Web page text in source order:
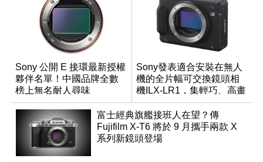
Sony 公開 E 接環最新授權
夥伴名單！中國品牌全數
榜上無名耐人尋味
Sony發表適合安裝在無人
機的全片幅可交換鏡頭相
機ILX-LR1，集輕巧、高畫
質於一身
富士經典旗艦接班人在望？傳
Fujifilm X-T6 將於 9 月攜手兩款 X
系列新鏡頭登場